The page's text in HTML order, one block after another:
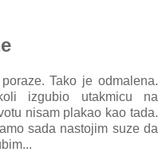
Tako je odmalena.
izgubio utakmicu na
nisam plakao kao tada.
sada nastojim suze da